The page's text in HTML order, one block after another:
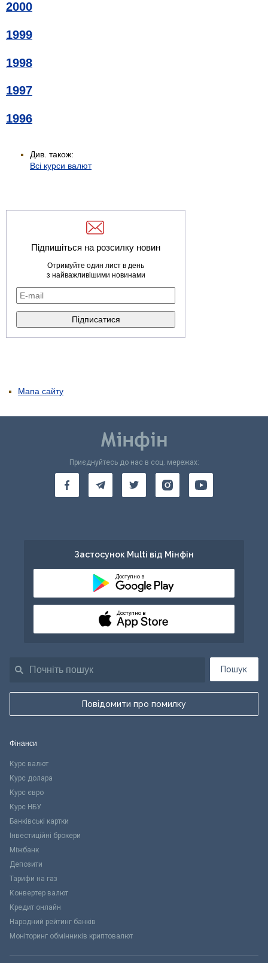
2000
1999
1998
1997
1996
Див. також:
Всі курси валют
Підпишіться на розсилку новин
Отримуйте один лист в день
з найважливішими новинами
Мапа сайту
Пошук
Повідомити про помилку
Приєднуйтесь до нас в соц. мережах:
Застосунок Multi від Мінфін
Доступно в
Доступно в
Фінанси
Курс валют
Курс долара
Курс євро
Курс НБУ
Банківські картки
Інвестиційні брокери
Міжбанк
Депозити
Тарифи на газ
Конвертер валют
Кредит онлайн
Народний рейтинг банків
Моніторинг обмінників криптовалют